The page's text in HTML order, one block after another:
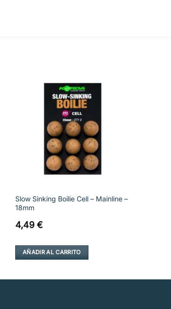
Slow Sinking Boilie Cell – Mainline –
18mm
4,49€
AÑADIR AL CARRITO